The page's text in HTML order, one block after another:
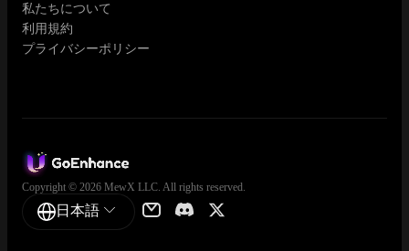
私たちについて
利用規約
プライバシーポリシー
Copyright © 2026 MewX LLC. All rights reserved.
日本語